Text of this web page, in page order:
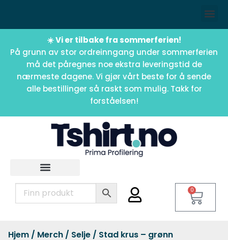
☀️ Vi er tilbake fra sommerferien!
På grunn av stor ordreinngang under sommerferien
må det påregnes noe ekstra leveringstid de
nærmeste dagene. Vi gjør vårt beste for å sende
alle bestillinger så raskt som mulig. Takk for
forståelsen!
0
Hjem / Merch / Selje / Stad krus – grønn